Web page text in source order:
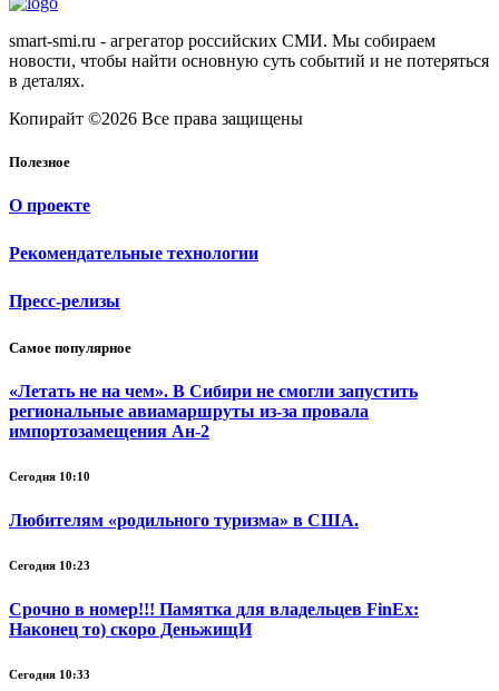
smart-smi.ru - агрегатор российских СМИ. Мы собираем
новости, чтобы найти основную суть событий и не потеряться
в деталях.
Копирайт ©2026 Все права защищены
Полезное
О проекте
Рекомендательные технологии
Пресс-релизы
Самое популярное
«Летать не на чем». В Сибири не смогли запустить
региональные авиамаршруты из-за провала
импортозамещения Ан-2
Сегодня 10:10
Любителям «родильного туризма» в США.
Сегодня 10:23
Срочно в номер!!! Памятка для владельцев FinEx:
Наконец то) скоро ДеньжищИ
Сегодня 10:33